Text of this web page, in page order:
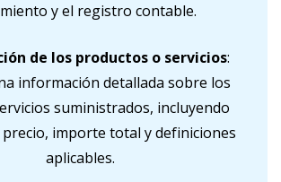
y el registro contable.
de los productos o servicios:
información detallada sobre los
suministrados, incluyendo
precio, importe total y definiciones
aplicables.